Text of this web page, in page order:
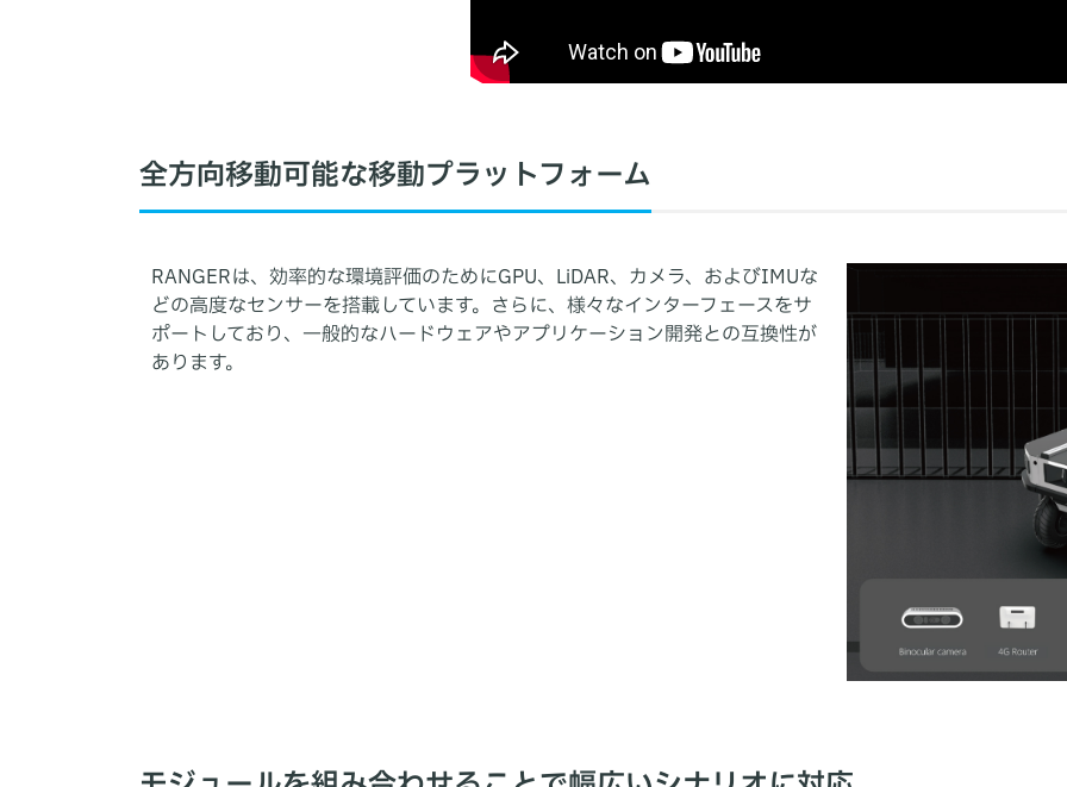
全方向移動可能な移動プラットフォーム
RANGERは、効率的な環境評価のためにGPU、LiDAR、カメラ、およびIMUな
どの高度なセンサーを搭載しています。さらに、様々なインターフェースをサ
ポートしており、一般的なハードウェアやアプリケーション開発との互換性が
あります。